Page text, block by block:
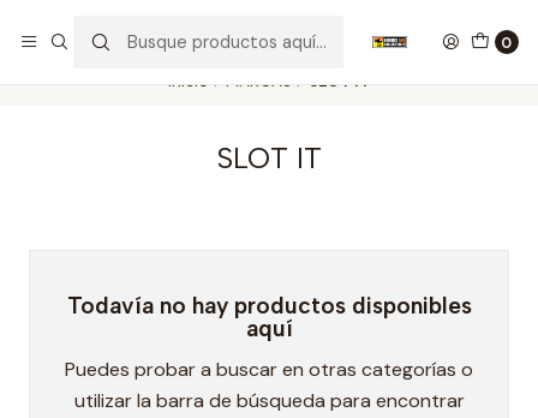
0
Inicio MARCAS SLOT IT
SLOT IT
Todavía no hay productos disponibles
aquí
Puedes probar a buscar en otras categorías o
utilizar la barra de búsqueda para encontrar